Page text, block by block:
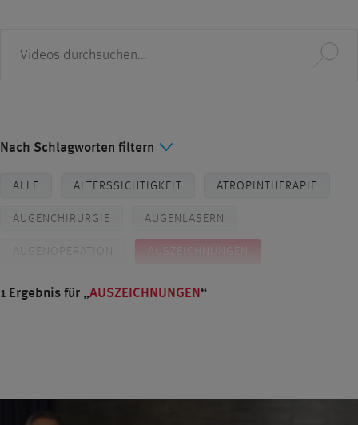
Nach Schlagworten filtern
ALLE ALTERSSICHTIGKEIT ATROPINTHERAPIE
AUGENCHIRURGIE AUGENLASERN
AUGENOPERATION AUSZEICHNUNGEN
BLENDED VISION
FORSCHUNG
1 Ergebnis für AUSZEICHNUNGEN